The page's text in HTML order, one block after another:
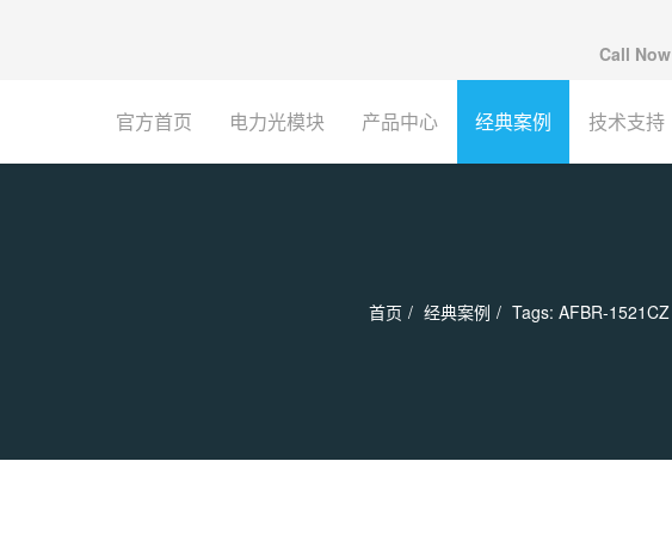
Call Now
官方首页 电力光模块 产品中心 经典案例 技术支持
首页 经典案例 Tags: AFBR-1521CZ